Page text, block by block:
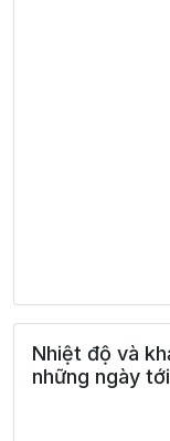
Nhiệt độ và
những ngày tới